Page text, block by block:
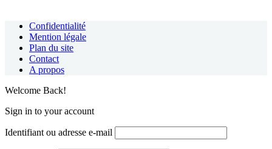
Confidentialité
Mention légale
Plan du site
Contact
A propos
Welcome Back!
Sign in to your account
Identifiant ou adresse e-mail